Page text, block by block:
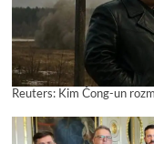
Reuters: Kim Čong-un